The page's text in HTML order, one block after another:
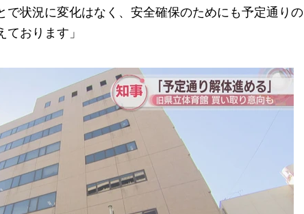
で状況に変化はなく、安全確保のためにも予定通りの
おります」